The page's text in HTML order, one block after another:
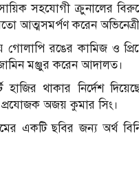
সহযোগী ক্রুনালের
আত্মসমর্পণ করেন
রঙের কামিজ ও
মঞ্জুর করেন আদালত।
থাকার নির্দেশ
প্রযোজক অজয় কুমার সিং।
একটি ছবির জন্য অর্থ